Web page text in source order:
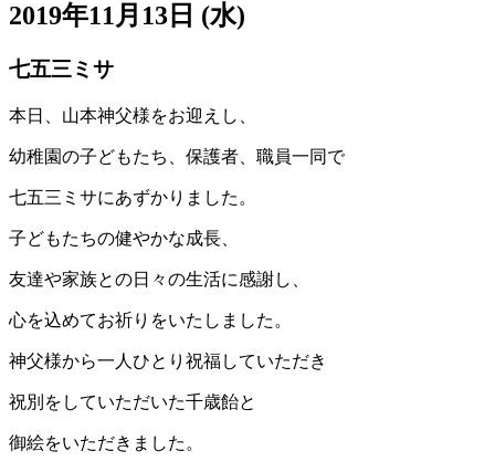
2019年11月13日 (水)
七五三ミサ
本日、山本神父様をお迎えし、
幼稚園の子どもたち、保護者、職員一同で
七五三ミサにあずかりました。
子どもたちの健やかな成長、
友達や家族との日々の生活に感謝し、
心を込めてお祈りをいたしました。
神父様から一人ひとり祝福していただき
祝別をしていただいた千歳飴と
御絵をいただきました。